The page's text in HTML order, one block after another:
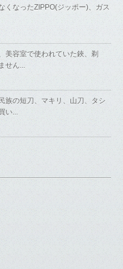
くなったZIPPO(ジッポー)、ガス
美容室で使われていた鋏、剃
せん...
族の短刀、マキリ、山刀、タシ
い...